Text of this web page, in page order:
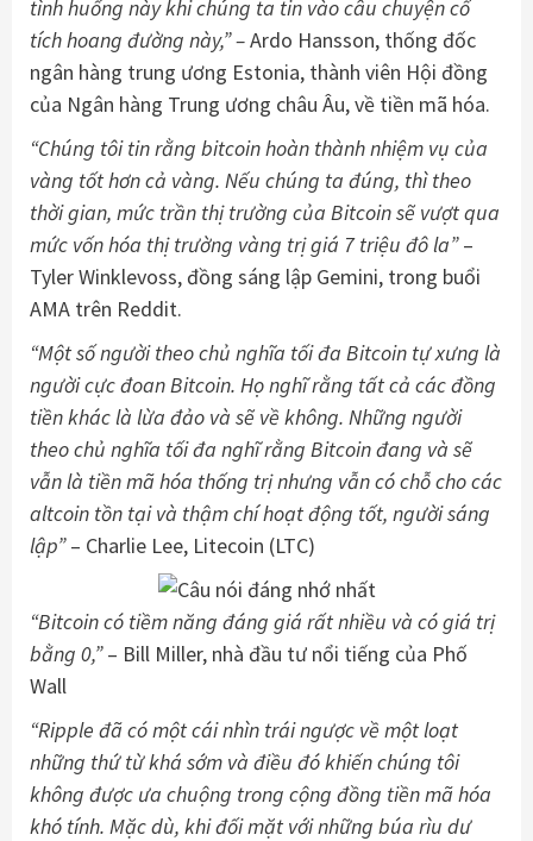
tình huống này khi chúng ta tin vào câu chuyện cổ
tích hoang đường này,” –Ardo Hansson, thống đốc
ngân hàng trung ương Estonia, thành viên Hội đồng
của Ngân hàng Trung ương châu Âu, về tiền mã hóa.
“Chúng tôi tin rằng bitcoin hoàn thành nhiệm vụ của
vàng tốt hơn cả vàng. Nếu chúng ta đúng, thì theo
thời gian, mức trần thị trường của Bitcoin sẽ vượt qua
mức vốn hóa thị trường vàng trị giá 7 triệu đô la”–
Tyler Winklevoss, đồng sáng lập Gemini, trong buổi
AMA trên Reddit.
“Một số người theo chủ nghĩa tối đa Bitcoin tự xưng là
người cực đoan Bitcoin. Họ nghĩ rằng tất cả các đồng
tiền khác là lừa đảo và sẽ về không. Những người
theo chủ nghĩa tối đa nghĩ rằng Bitcoin đang và sẽ
vẫn là tiền mã hóa thống trị nhưng vẫn có chỗ cho các
altcoin tồn tại và thậm chí hoạt động tốt, người sáng
lập”– Charlie Lee, Litecoin (LTC)
“Bitcoin có tiềm năng đáng giá rất nhiều và có giá trị
bằng 0,”– Bill Miller, nhà đầu tư nổi tiếng của Phố
Wall
“Ripple đã có một cái nhìn trái ngược về một loạt
những thứ từ khá sớm và điều đó khiến chúng tôi
không được ưa chuộng trong cộng đồng tiền mã hóa
khó tính. Mặc dù, khi đối mặt với những búa rìu dư